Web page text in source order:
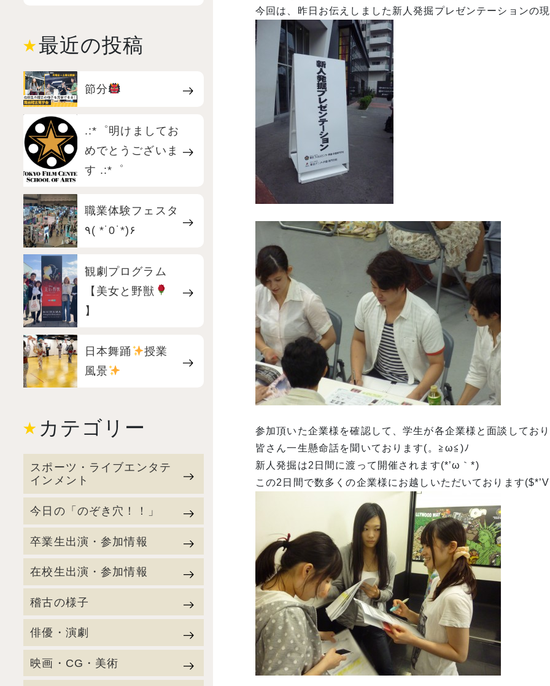
今回は、昨日お伝えしました新人発掘プレゼンテーションの
参加頂いた企業様を確認して、学生が各企業様と面談してお
皆さん一生懸命話を聞いております(。≧ω≦)ﾉ
新人発掘は2日間に渡って開催されます(*’ω｀*)ゞ
この2日間で数多くの企業様にお越しいただいております
最近の投稿
節分
.:*゜明けましてお
めでとうございま
す .:*゜
職業体験フェスタ
٩( *˙0˙*)۶
観劇プログラム
【美女と野獣
】
日本舞踊
授業
風景
カテゴリー
スポーツ・ライブエンタテ
インメント
今日の「のぞき穴！！」
卒業生出演・参加情報
在校生出演・参加情報
稽古の様子
俳優・演劇
映画・CG・美術